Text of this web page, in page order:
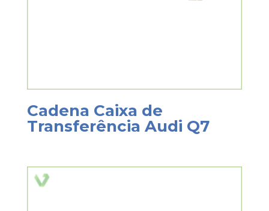
Cadena Caixa de
Transferência Audi Q7